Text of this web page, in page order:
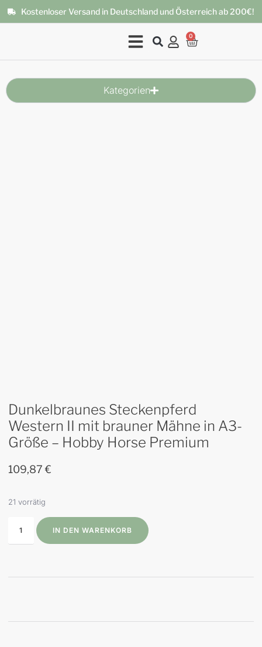
Kostenloser Versand in Deutschland und Österreich ab 200€!
0
Kategorien
Dunkelbraunes Steckenpferd
Western II mit brauner Mähne in A3-
Größe – Hobby Horse Premium
109,87€
21 vorrätig
IN DEN WARENKORB